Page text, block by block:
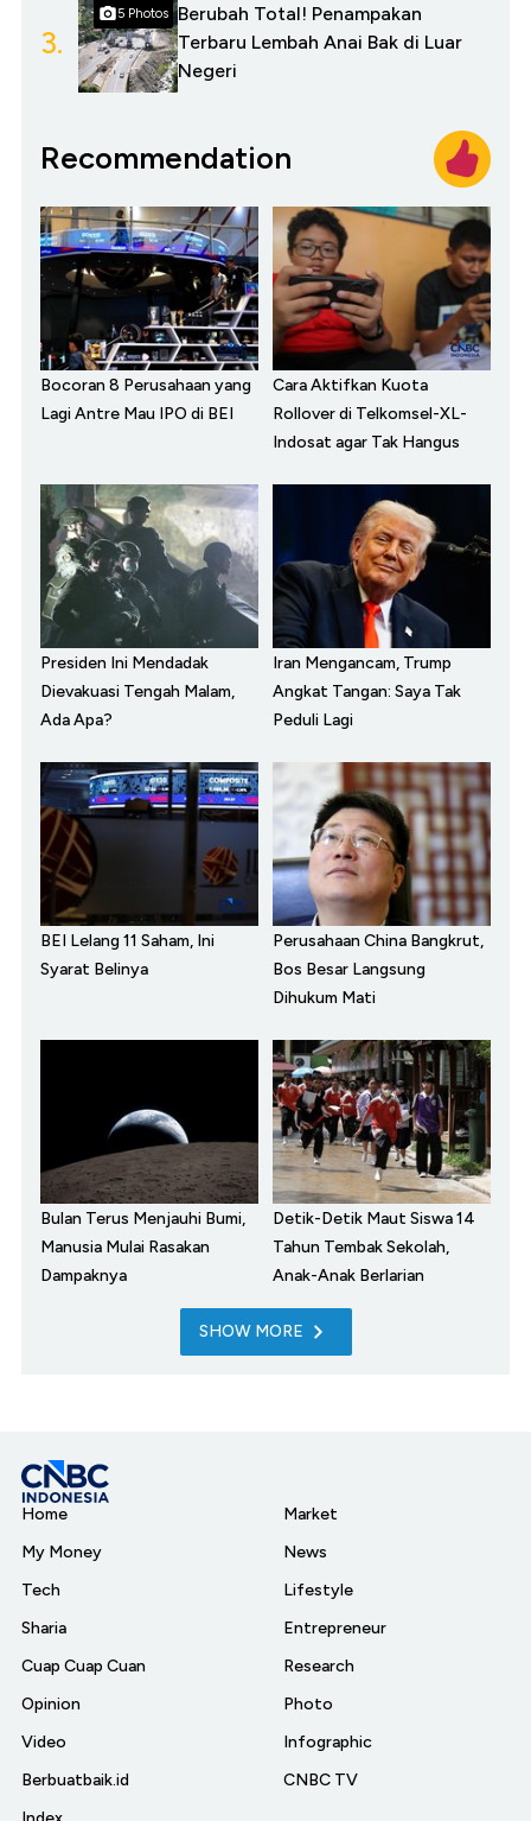
3.
5 Photos
Berubah Total! Penampakan
Terbaru Lembah Anai Bak di Luar
Negeri
Recommendation
Bocoran 8 Perusahaan yang
Lagi Antre Mau IPO di BEI
Cara Aktifkan Kuota
Rollover di Telkomsel-XL-
Indosat agar Tak Hangus
Presiden Ini Mendadak
Dievakuasi Tengah Malam,
Ada Apa?
Iran Mengancam, Trump
Angkat Tangan: Saya Tak
Peduli Lagi
BEI Lelang 11 Saham, Ini
Syarat Belinya
Perusahaan China Bangkrut,
Bos Besar Langsung
Dihukum Mati
Bulan Terus Menjauhi Bumi,
Manusia Mulai Rasakan
Dampaknya
Detik-Detik Maut Siswa 14
Tahun Tembak Sekolah,
Anak-Anak Berlarian
SHOW MORE
Home
My Money
Tech
Sharia
Cuap Cuap Cuan
Opinion
Video
Berbuatbaik.id
Market
News
Lifestyle
Entrepreneur
Research
Photo
Infographic
CNBC TV